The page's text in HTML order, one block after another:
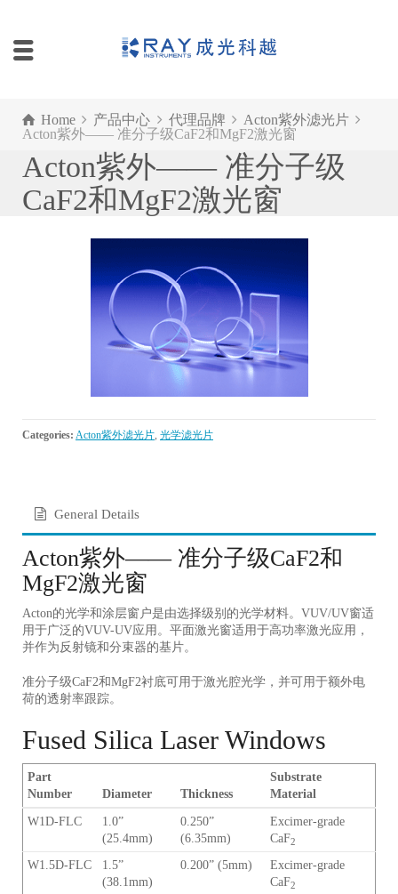
Home 产品中心 代理品牌
Acton紫外滤光片
Acton紫外—— 准分子级CaF2和MgF2激光窗
Acton紫外—— 准分子级
CaF2和MgF2激光窗
Categories: Acton紫外滤光片, 光学滤光片
General Details
Acton紫外—— 准分子级CaF2和
MgF2激光窗
Acton的光学和涂层窗户是由选择级别的光学材料。VUV/UV窗适
用于广泛的VUV-UV应用。平面激光窗适用于高功率激光应用，
并作为反射镜和分束器的基片。
准分子级CaF2和MgF2衬底可用于激光腔光学，并可用于额外电
荷的透射率跟踪。
Fused Silica Laser Windows
Part
Number
Diameter Thickness
Substrate
Material
W1D-FLC
1.0”
(25.4mm)
0.250”
(6.35mm)
Excimer-grade
CaF2
W1.5D-FLC
1.5”
(38.1mm)
0.200” (5mm)
Excimer-grade
CaF2